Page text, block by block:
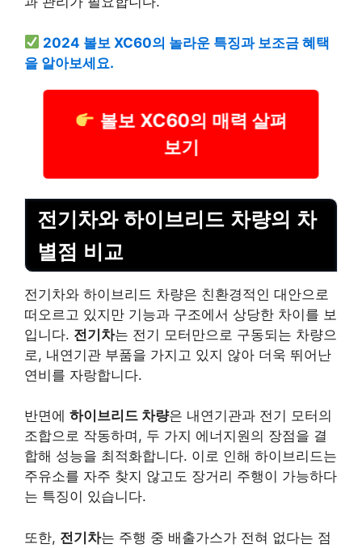
2024 볼보 XC60의 놀라운 특징과 보조금 혜택
을 알아보세요.
볼보 XC60의 매력 살펴
보기
전기차와 하이브리드 차량의 차
별점 비교
전기차와 하이브리드 차량은 친환경적인 대안으로
떠오르고 있지만 기능과 구조에서 상당한 차이를 보
입니다. 전기차는 전기 모터만으로 구동되는 차량으
로, 내연기관 부품을 가지고 있지 않아 더욱 뛰어난
연비를 자랑합니다.
반면에 하이브리드 차량은 내연기관과 전기 모터의
조합으로 작동하며, 두 가지 에너지원의 장점을 결
합해 성능을 최적화합니다. 이로 인해 하이브리드는
주유소를 자주 찾지 않고도 장거리 주행이 가능하다
는 특징이 있습니다.
또한, 전기차는 주행 중 배출가스가 전혀 없다는 점